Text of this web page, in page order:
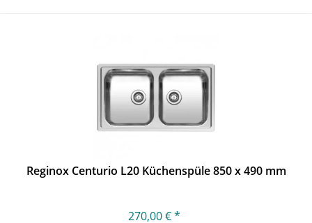
Reginox Centurio L20 Küchenspüle 850 x 490 mm
270,00 € *